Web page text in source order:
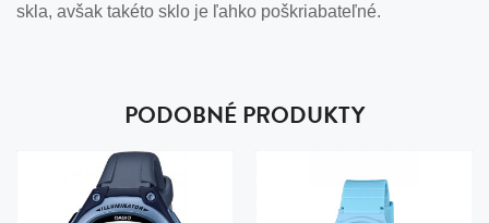
skla, avšak takéto sklo je ľahko poškriabateľné.
PODOBNÉ PRODUKTY